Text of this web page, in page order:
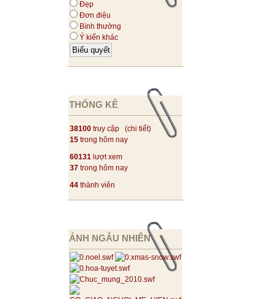
Đẹp
Đơn điệu
Bình thường
Ý kiến khác
THỐNG KÊ
38100 truy cập (chi tiết)
15 trong hôm nay
60131 lượt xem
37 trong hôm nay
44 thành viên
ẢNH NGẪU NHIÊN